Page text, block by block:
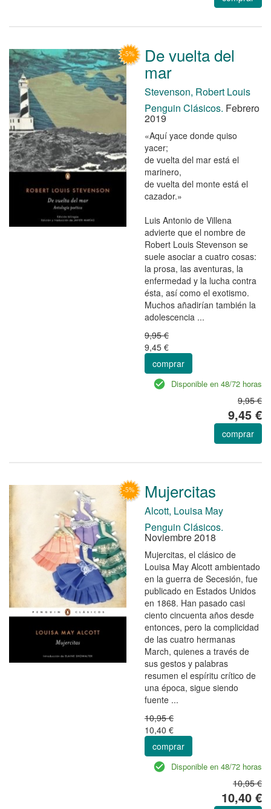
De vuelta del
mar
Stevenson, Robert Louis
Penguin Clásicos. Febrero
2019
«Aquí yace donde quiso
yacer;
de vuelta del mar está el
marinero,
de vuelta del monte está el
cazador.»
Luis Antonio de Villena
advierte que el nombre de
Robert Louis Stevenson se
suele asociar a cuatro cosas:
la prosa, las aventuras, la
enfermedad y la lucha contra
ésta, así como el exotismo.
Muchos añadirían también la
adolescencia ...
9,95 €
9,45 €
comprar
Disponible en 48/72 horas
9,95 €
9,45 €
comprar
Mujercitas
Alcott, Louisa May
Penguin Clásicos.
Noviembre 2018
Mujercitas, el clásico de
Louisa May Alcott ambientado
en la guerra de Secesión, fue
publicado en Estados Unidos
en 1868. Han pasado casi
ciento cincuenta años desde
entonces, pero la complicidad
de las cuatro hermanas
March, quienes a través de
sus gestos y palabras
resumen el espíritu crítico de
una época, sigue siendo
fuente ...
10,95 €
10,40 €
comprar
Disponible en 48/72 horas
10,95 €
10,40 €